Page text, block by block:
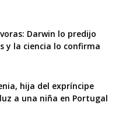
Darwin lo predijo
y la ciencia lo confirma
hija del expríncipe
a una niña en Portugal